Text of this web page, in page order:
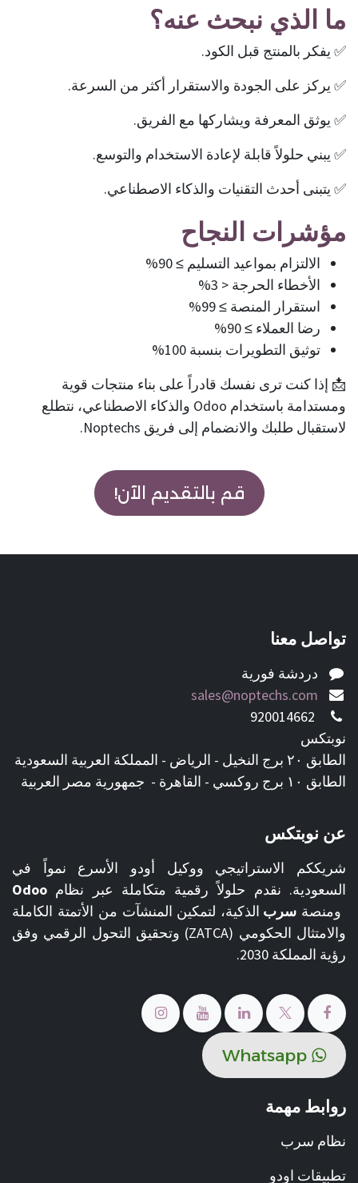
ما الذي نبحث عنه؟
✅ يفكر بالمنتج قبل الكود.
✅ يركز على الجودة والاستقرار أكثر من السرعة.
✅ يوثق المعرفة ويشاركها مع الفريق.
✅ يبني حلولاً قابلة لإعادة الاستخدام والتوسع.
✅ يتبنى أحدث التقنيات والذكاء الاصطناعي.
مؤشرات النجاح
الالتزام بمواعيد التسليم ≥ 90%
الأخطاء الحرجة < 3%
استقرار المنصة ≥ 99%
رضا العملاء ≥ 90%
توثيق التطويرات بنسبة 100%
📩 إذا كنت ترى نفسك قادراً على بناء منتجات قوية
ومستدامة باستخدام Odoo والذكاء الاصطناعي، نتطلع
لاستقبال طلبك والانضمام إلى فريق Noptechs.
قم بالتقديم الآن!
تواصل معنا
دردشة فورية
sales@noptechs.com
نوبتكس
الطابق ٢٠ برج النخيل - الرياض - المملكة العربية السعودية
الطابق ١٠ برج روكسي - القاهرة - جمهورية مصر العربية
عن نوبتكس
شريككم الاستراتيجي ووكيل أودو الأسرع نمواً في
السعودية. نقدم حلولاً رقمية متكاملة عبر نظام Odoo
ومنصة سرب الذكية، لتمكين المنشآت من الأتمتة الكاملة
والامتثال الحكومي (ZATCA) وتحقيق التحول الرقمي وفق
رؤية المملكة 2030.
روابط مهمة
نظام سرب
تطبيقات اودو